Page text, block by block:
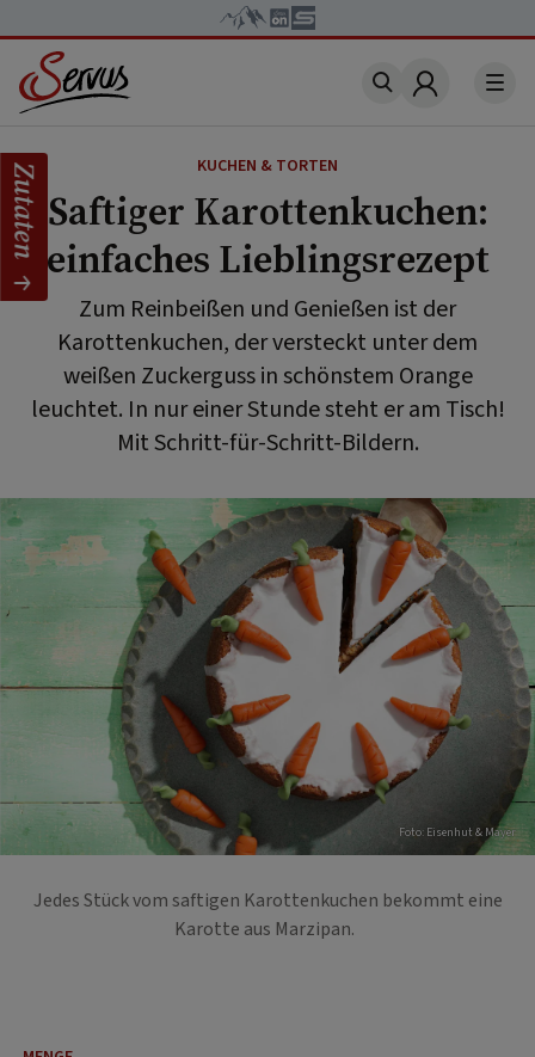
Account
KUCHEN & TORTEN
Saftiger Karottenkuchen:
einfaches Lieblingsrezept
Zum Reinbeißen und Genießen ist der
Karottenkuchen, der versteckt unter dem
weißen Zuckerguss in schönstem Orange
leuchtet. In nur einer Stunde steht er am Tisch!
Mit Schritt-für-Schritt-Bildern.
Foto: Eisenhut & Mayer
Jedes Stück vom saftigen Karottenkuchen bekommt eine
Karotte aus Marzipan.
Zutaten